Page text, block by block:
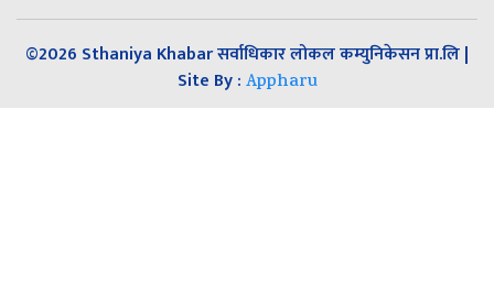
©2026 Sthaniya Khabar सर्वाधिकार लोकल कम्युनिकेसन प्रा.लि |
Site By : Appharu